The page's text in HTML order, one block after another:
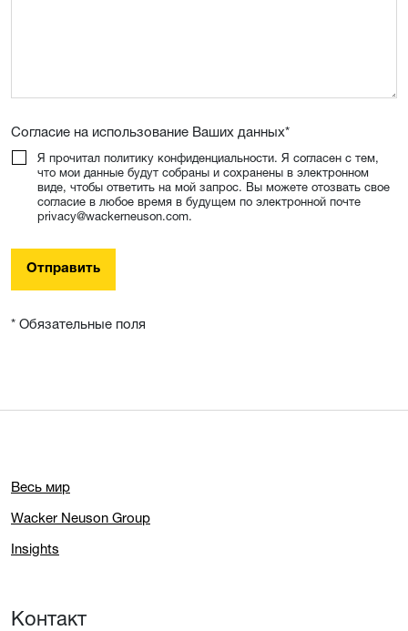
Согласие на использование Ваших данных*
Я прочитал политику конфиденциальности. Я согласен с тем,
что мои данные будут собраны и сохранены в электронном
виде, чтобы ответить на мой запрос. Вы можете отозвать свое
согласие в любое время в будущем по электронной почте
privacy@wackerneuson.com.
Отправить
* Обязательные поля
Весь мир
Wacker Neuson Group
Insights
Контакт